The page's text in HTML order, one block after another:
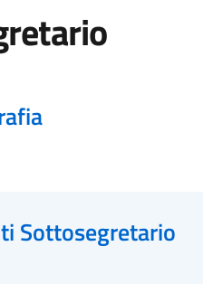
Sottosegretario